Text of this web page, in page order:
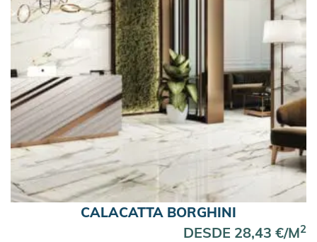
Azulejos Hexagonales
Formato
Azulejos 15×15
Azulejos 20×20
Azulejos 25×75
Azulejos 30×60
Azulejos 30×90
Azulejos 120×120
Azulejos 100×100
CALACATTA BORGHINI
DESDE 28,43 €/M2